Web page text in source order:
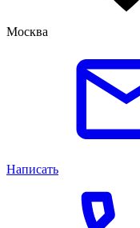
Москва
Написать